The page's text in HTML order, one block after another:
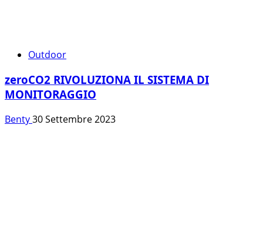
Outdoor
zeroCO2 RIVOLUZIONA IL SISTEMA DI
MONITORAGGIO
Benty30 Settembre 2023